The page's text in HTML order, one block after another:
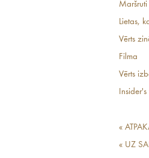
Maršruti
Lietas,
Vērts
Filma
Vērts
«
« UZ